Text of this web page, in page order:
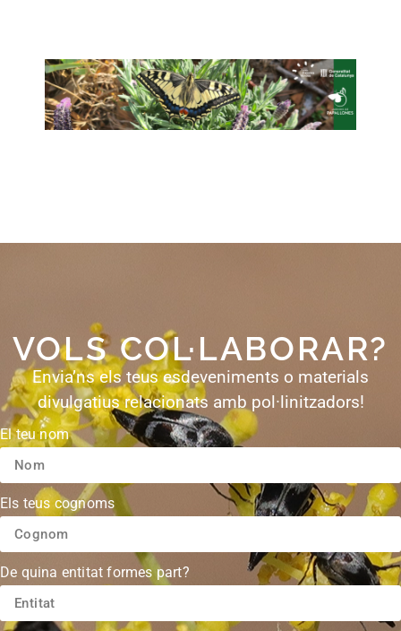
VOLS COL·LABORAR?
Envia’ns els teus esdeveniments o materials
divulgatius relacionats amb pol·linitzadors!
El teu nom
Els teus cognoms
De quina entitat formes part?